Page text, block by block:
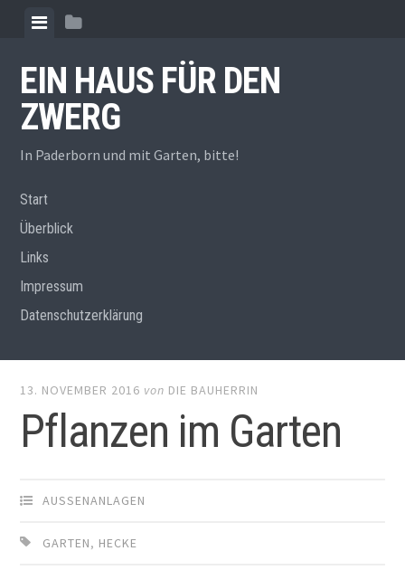
Zum
springen
MenüSeitenleiste
EIN HAUS FÜR DEN
ZWERG
In Paderborn und mit Garten, bitte!
Start
Überblick
Links
Impressum
Datenschutzerklärung
13. NOVEMBER 2016 von DIE BAUHERRIN
Pflanzen im Garten
AUSSENANLAGEN
GARTEN, HECKE